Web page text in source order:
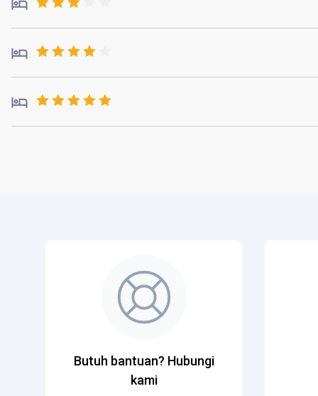
Butuh bantuan? Hubungi
kami